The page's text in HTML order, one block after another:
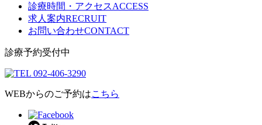
診療時間・アクセスACCESS
求人案内RECRUIT
お問い合わせCONTACT
診療予約受付中
WEBからのご予約はこちら